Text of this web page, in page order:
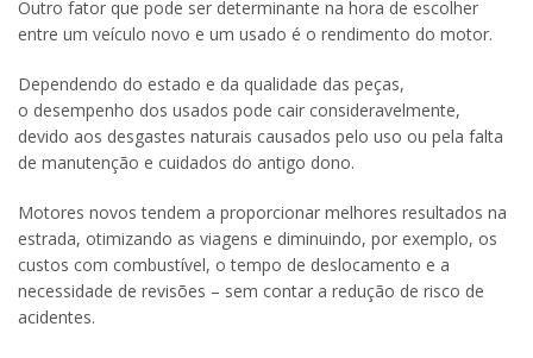
Outro fator que pode ser determinante na hora de escolher
entre um veículo novo e um usado é o rendimento do motor.
Dependendo do estado e da qualidade das peças,
o desempenho dos usados pode cair consideravelmente,
devido aos desgastes naturais causados pelo uso ou pela falta
de manutenção e cuidados do antigo dono.
Motores novos tendem a proporcionar melhores resultados na
estrada, otimizando as viagens e diminuindo, por exemplo, os
custos com combustível, o tempo de deslocamento e a
necessidade de revisões – sem contar a redução de risco de
acidentes.